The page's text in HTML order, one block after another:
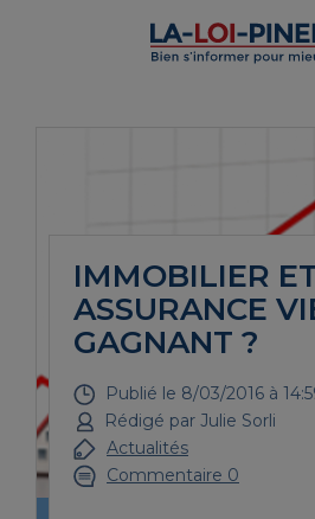
IMMOBILIER
ASSURANCE
GAGNANT ?
Publié le 8/03/2016 à
Rédigé par Julie Sorli
Actualités
Commentaire 0